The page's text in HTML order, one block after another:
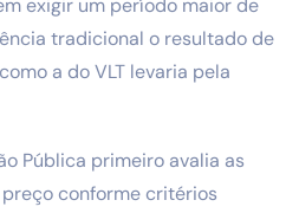
exigir um período maior de
tradicional o resultado de
a do VLT levaria pela
Pública primeiro avalia as
conforme critérios